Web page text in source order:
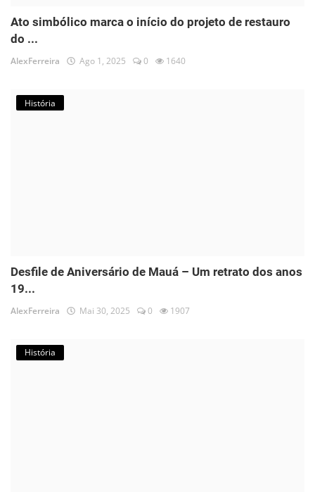
Ato simbólico marca o início do projeto de restauro
do ...
AlexFerreira Ago 1, 2025 0 1640
História
Desfile de Aniversário de Mauá – Um retrato dos anos
19...
AlexFerreira Mai 30, 2025 0 1907
História